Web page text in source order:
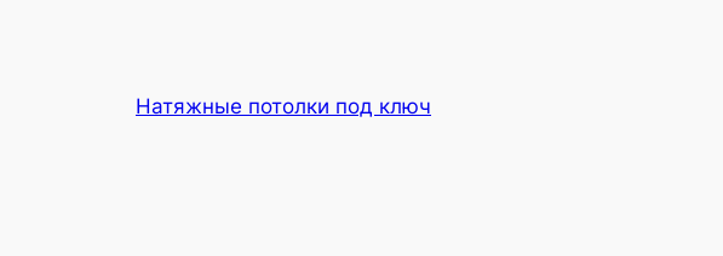
Натяжные потолки под ключ